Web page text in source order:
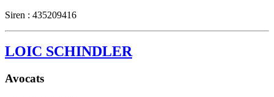
Siren : 435209416
LOIC SCHINDLER
Avocats